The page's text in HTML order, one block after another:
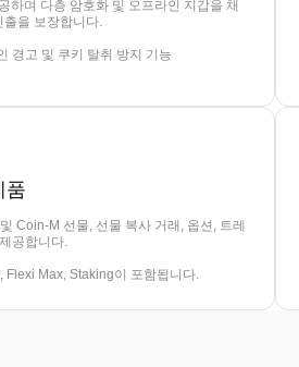
하며 다층 암호화 및 오프라인 지갑을 채
을 보장합니다.
경고 및 쿠키 탈취 방지 기능
품
Coin-M 선물, 선물 복사 거래, 옵션, 트레
공합니다.
Flexi Max, Staking이 포함됩니다.